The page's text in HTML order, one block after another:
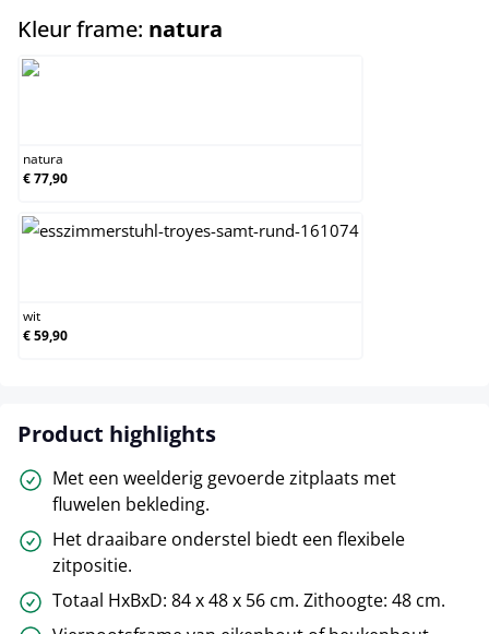
Kleur frame: natura
natura
€ 77,90
wit
€ 59,90
Product highlights
Met een weelderig gevoerde zitplaats met
fluwelen bekleding.
Het draaibare onderstel biedt een flexibele
zitpositie.
Totaal HxBxD: 84 x 48 x 56 cm. Zithoogte: 48 cm.